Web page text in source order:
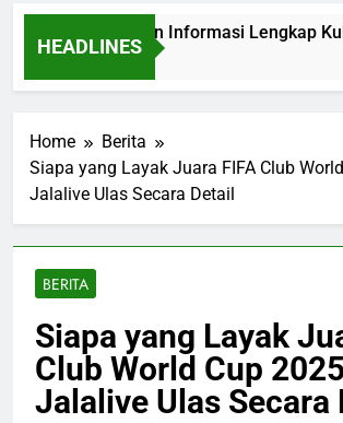
HEADLINES
Jalalive Hadirkan Informasi Lengkap
31 Minutes Ago
Home
Berita
Siapa yang Layak Juara FIFA Club
Jalalive Ulas Secara Detail
BERITA
Siapa yang Layak
Club World Cup
Jalalive Ulas Secara